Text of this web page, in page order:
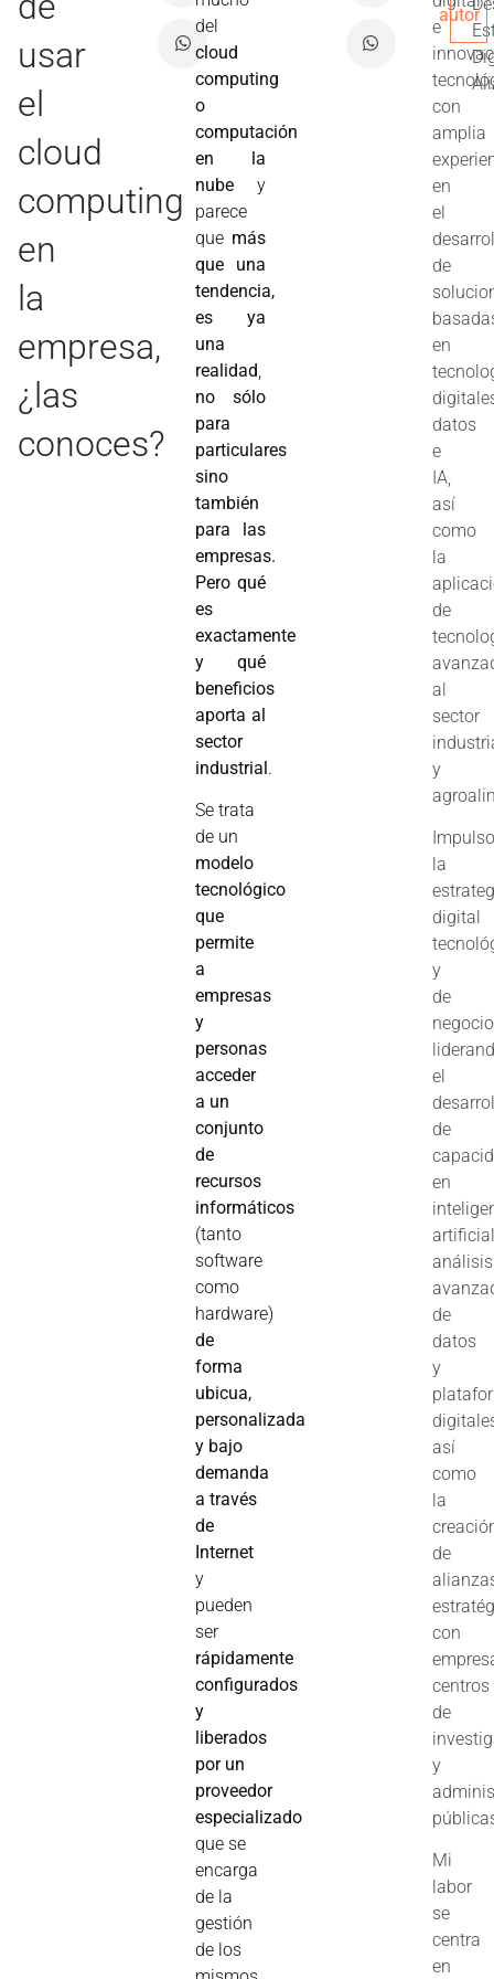
usar
el
cloud
computing
en
la
empresa,
¿las
conoces?
del
cloud
computing
o
computación
en la
nube  y
parece
que más
que una
tendencia,
es ya
una
realidad
no sólo
para
particulares
sino
también
para las
empresas.
Pero qué
es
exactamente
y qué
beneficios
aporta al
sector
industrial.
Se trata
de un
modelo
tecnológico
que
permite
a
empresas
y
personas
acceder
a un
conjunto
de
recursos
informáticos
(tanto
software
como
hardware)
de
forma
ubicua,
personalizada
y bajo
demanda
a través
de
Internet
y
pueden
ser
rápidamente
configurados
y
liberados
por un
proveedor
especializado
que se
encarga
de la
gestión
de los
e
con
amplia
en
el
de
en
datos
e
IA,
así
como
la
de
al
sector
y
la
digital
y
de
el
de
en
análisis
de
datos
y
así
como
la
de
con
centros
de
y
Mi
labor
se
centra
en
autor